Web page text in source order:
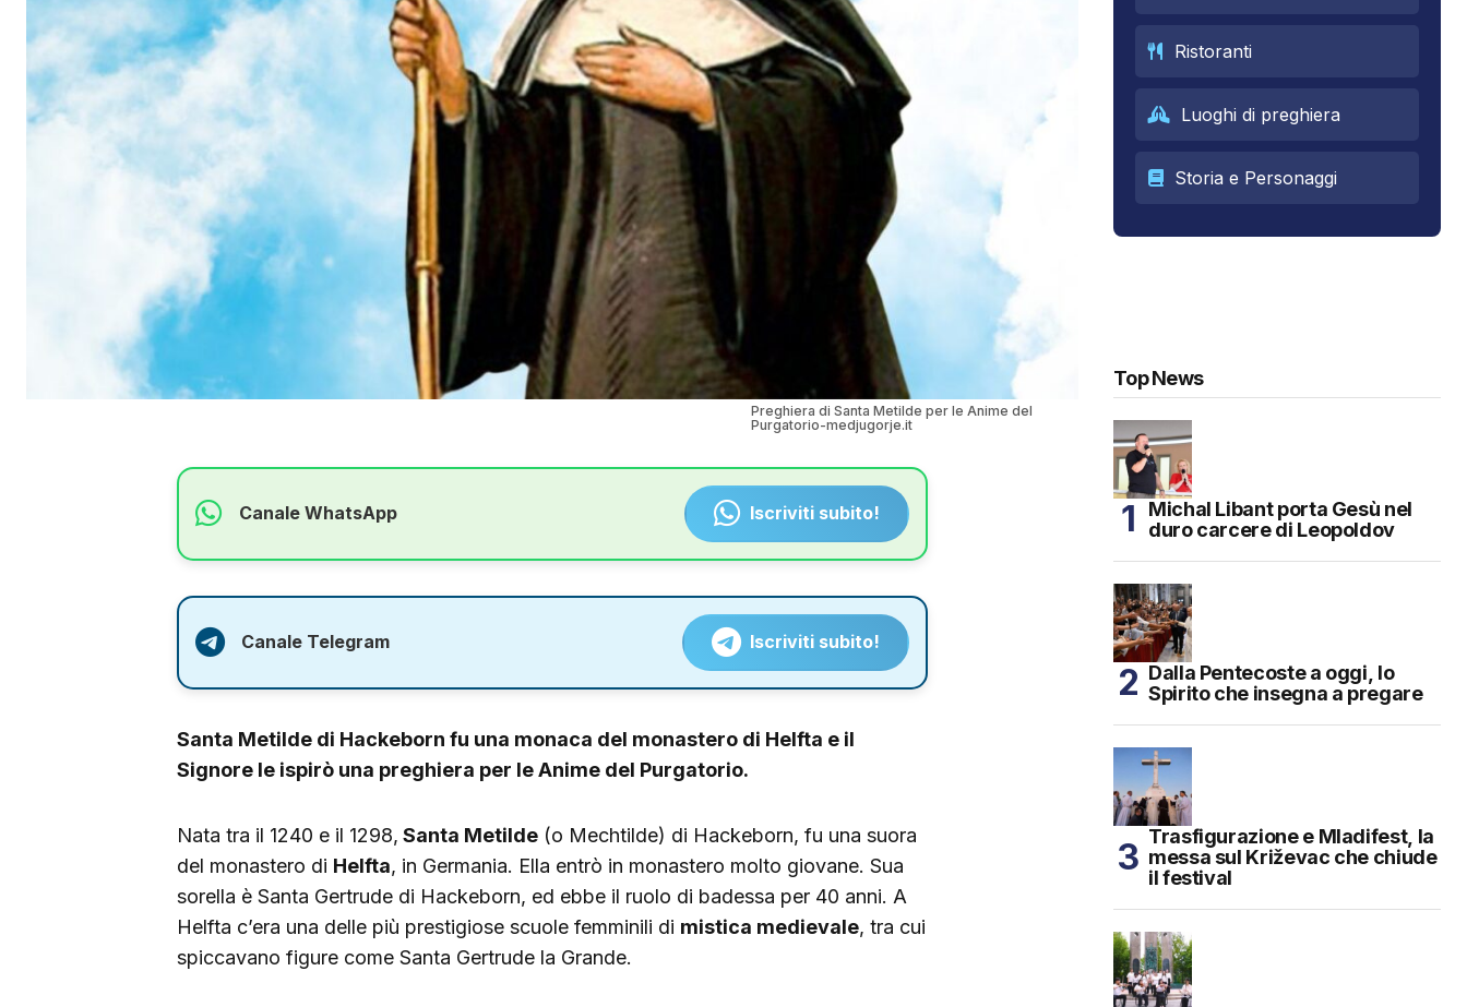
Preghiera di Santa Metilde per le Anime del
Purgatorio-medjugorje.it
Canale WhatsApp Iscriviti subito!
Canale Telegram Iscriviti subito!
Santa Metilde di Hackeborn fu una monaca del monastero di Helfta e il
Signore le ispirò una preghiera per le Anime del Purgatorio.
Nata tra il 1240 e il 1298, Santa Metilde (o Mechtilde) di Hackeborn, fu una suora
del monastero di Helfta, in Germania. Ella entrò in monastero molto giovane. Sua
sorella è Santa Gertrude di Hackeborn, ed ebbe il ruolo di badessa per 40 anni. A
Helfta c’era una delle più prestigiose scuole femminili di mistica medievale, tra cui
spiccavano figure come Santa Gertrude la Grande.
Ristoranti
Luoghi di preghiera
Storia e Personaggi
Top News
Michal Libant porta Gesù nel
duro carcere di Leopoldov
Dalla Pentecoste a oggi, lo
Spirito che insegna a pregare
Trasfigurazione e Mladifest, la
messa sul Križevac che chiude
il festival